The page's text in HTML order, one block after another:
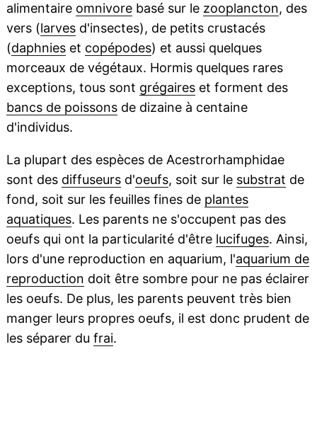
alimentaire omnivorebasé sur le zooplancton, des
vers (larvesd'insectes), de petits crustacés
(daphnieset copépodes) et aussi quelques
morceaux de végétaux. Hormis quelques rares
exceptions, tous sont grégaireset forment des
bancs de poissonsde dizaine à centaine
d'individus.
La plupart des espèces de Acestrorhamphidae
sont des diffuseursd'oeufs, soit sur le substrat de
fond, soit sur les feuilles fines de plantes
aquatiques. Les parents ne s'occupent pas des
oeufs qui ont la particularité d'être lucifuges. Ainsi,
lors d'une reproduction en aquarium, l'aquarium de
reproduction doit être sombre pour ne pas éclairer
les oeufs. De plus, les parents peuvent très bien
manger leurs propres oeufs, il est donc prudent de
les séparer du frai.